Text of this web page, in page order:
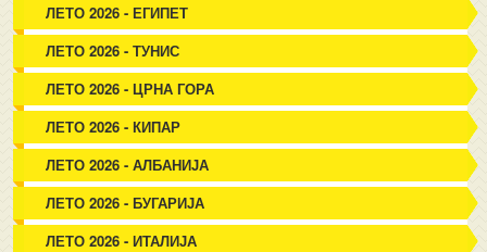
ЛЕТО 2026 - ЕГИПЕТ
ЛЕТО 2026 - ТУНИС
ЛЕТО 2026 - ЦРНА ГОРА
ЛЕТО 2026 - КИПАР
ЛЕТО 2026 - АЛБАНИЈА
ЛЕТО 2026 - БУГАРИЈА
ЛЕТО 2026 - ИТАЛИЈА